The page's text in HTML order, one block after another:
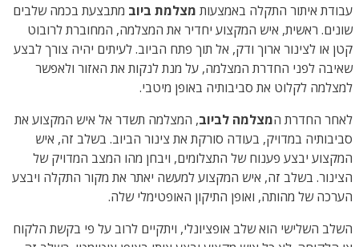
עבודת איתור התקלה באמצעות מצלמת ביוב מתבצעת בכמה שלבים
שונים. ראשית, איש המקצוע יחדיר את המצלמה, המחוברת לרובוט
קטן או לצינור ארוך ודק, אל תוך פתח הביוב. לעיתים יהיה צורך לבצע
שאיבה לפני החדרת המצלמה, על מנת לנקות את האזור ולאפשר
למצלמה לקלוט את סביבותיה באופן מיטבי.
לאחר החדרת המצלמה לביוב, המצלמה תשדר אל איש המקצוע את
סביבותיה במדויק, בעודה סורקת את צינור הביוב. בשלב זה, איש
המקצוע יבצע פענוח של התצלומים, ויבחן מהו המצב המדויק של
הצינור. בשלב זה, איש המקצוע למעשה יאתר את מקור התקלה ויבצע
הערכה של מהותה, ואופן התיקון האופטימלי שלה.
השלב השלישי הוא שלב אופציונלי, ויתקיים לרוב על פי בקשת הלקוח